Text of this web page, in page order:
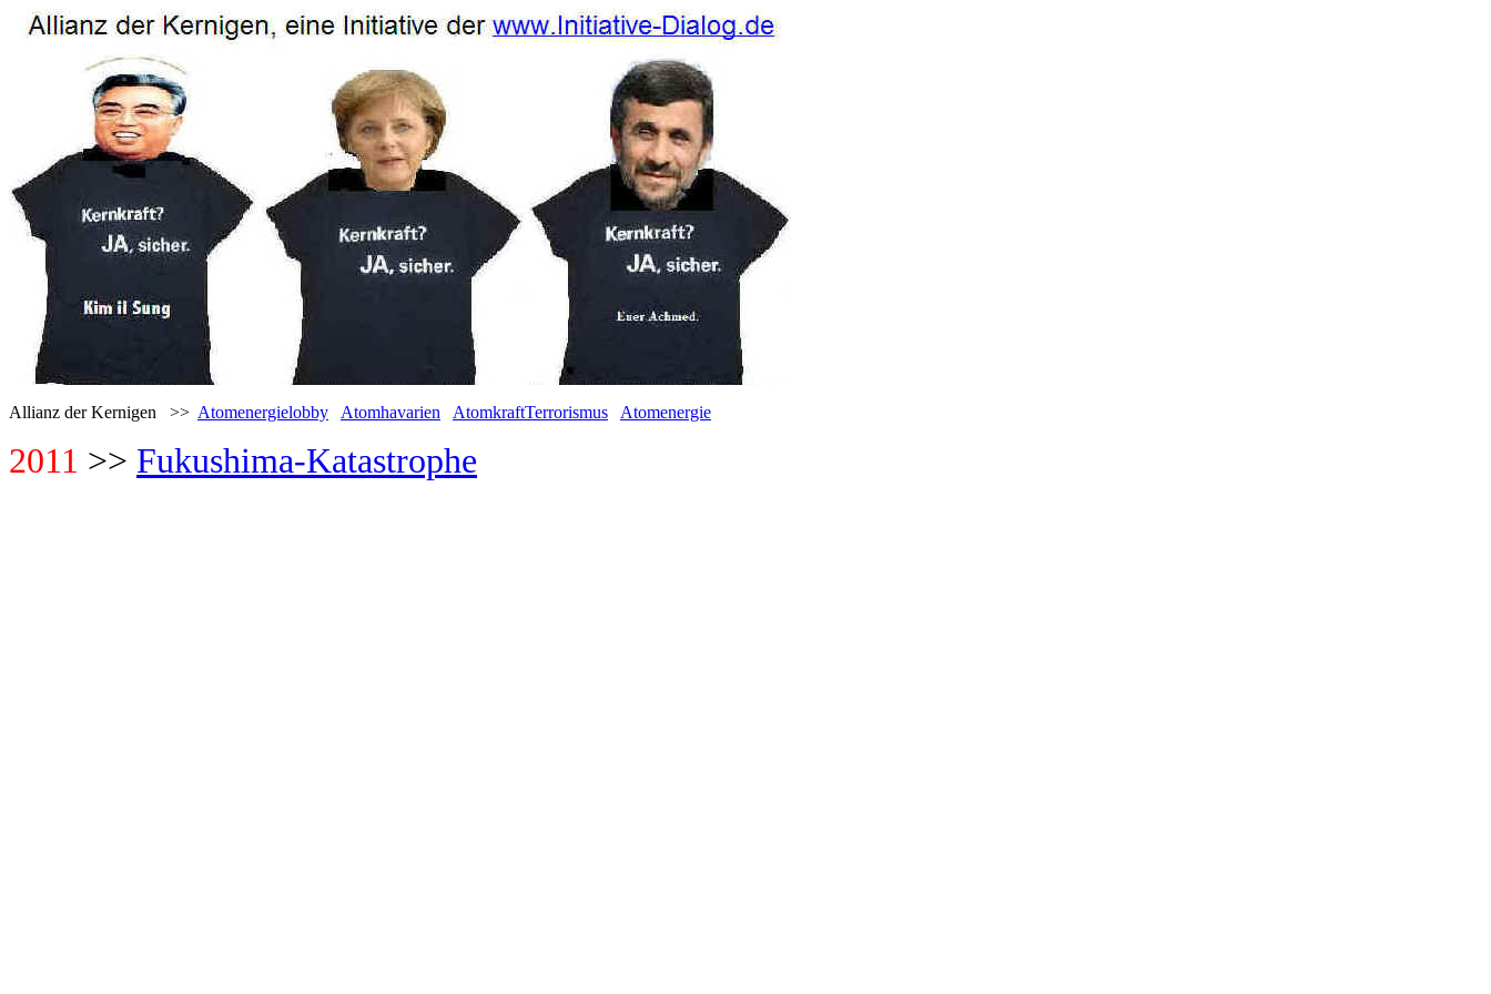
Allianz der Kernigen >> Atomenergielobby Atomhavarien AtomkraftTerrorismus Atomenergie
2011 >> Fukushima-Katastrophe